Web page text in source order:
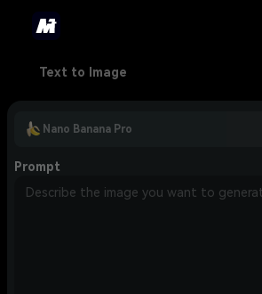
Text to Image
Nano Banana Pro
Prompt